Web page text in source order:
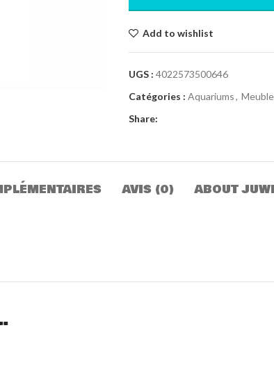
Add to wishlist
UGS : 4022573500646
Catégories : Aquariums,
Share:
AVIS (0) ABOUT